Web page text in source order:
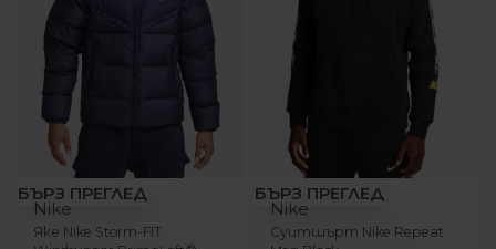
-40%
БЪРЗ ПРЕГЛЕД
Nike
Яке Nike Storm-FIT
-30%
БЪРЗ ПРЕГЛЕД
Nike
Суитшърт Nike Repeat